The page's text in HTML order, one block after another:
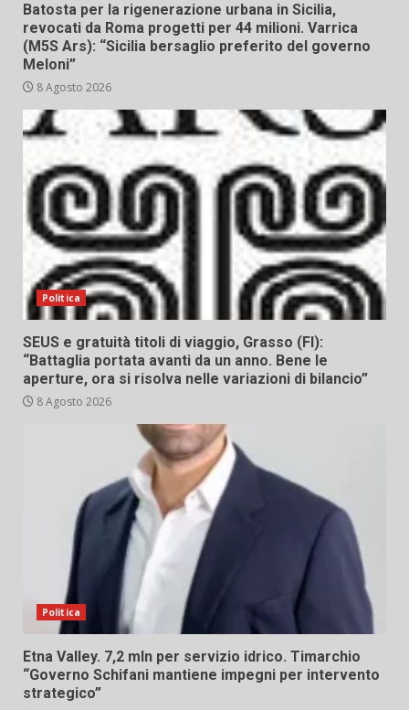
Batosta per la rigenerazione urbana in Sicilia,
revocati da Roma progetti per 44 milioni. Varrica
(M5S Ars): “Sicilia bersaglio preferito del governo
Meloni”
8 Agosto 2026
Politica
SEUS e gratuità titoli di viaggio, Grasso (FI):
“Battaglia portata avanti da un anno. Bene le
aperture, ora si risolva nelle variazioni di bilancio”
8 Agosto 2026
Politica
Etna Valley. 7,2 mln per servizio idrico. Timarchio
“Governo Schifani mantiene impegni per intervento
strategico”